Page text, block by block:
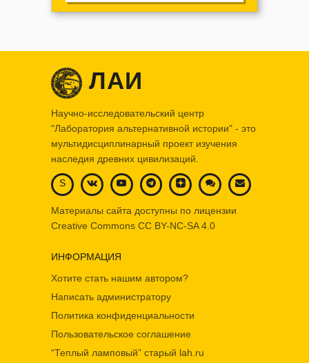
ЛАИ
Научно-исследовательский центр
"Лаборатория альтернативной истории" - это
мультидисциплинарный проект изучения
наследия древних цивилизаций.
S
Материалы сайта доступны по лицензии
Creative Commons CC BY-NC-SA 4.0
ИНФОРМАЦИЯ
Хотите стать нашим автором?
Написать администратору
Политика конфиденциальности
Пользовательское соглашение
“Теплый ламповый” старый lah.ru